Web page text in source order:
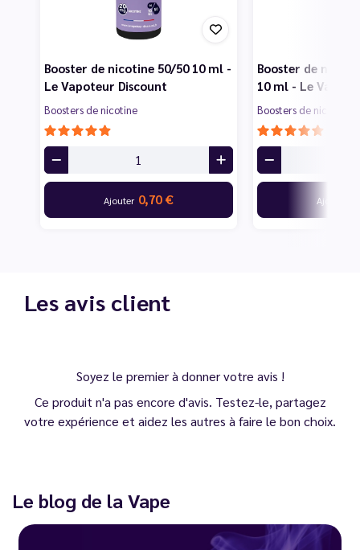
Booster de nicotine 50/50 10 ml -
Le Vapoteur Discount
Boosters de nicotine
Ajouter 0,70 €
Booster de
10 ml - Le
Boosters de nicotine
Ajouter
Les avis client
Soyez le premier à donner votre avis !
Ce produit n'a pas encore d'avis. Testez-le, partagez
votre expérience et aidez les autres à faire le bon choix.
Le blog de la Vape